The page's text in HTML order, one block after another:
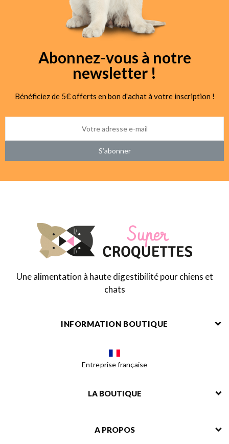
Abonnez-vous à notre
newsletter !
Bénéficiez de 5€ offerts en bon d'achat à votre inscription !
S’abonner
Une alimentation à haute digestibilité pour chiens et
chats
INFORMATION BOUTIQUE
Entreprise française
LA BOUTIQUE
A PROPOS